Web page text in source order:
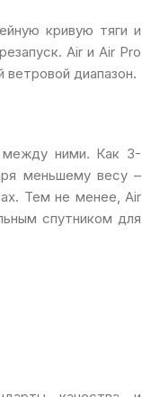
кривую тяги и
Air и Air Pro
диапазон.
между ними. Как 3-
меньшему весу –
Тем не менее, Air
спутником для